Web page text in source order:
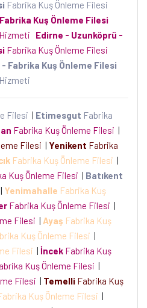
Fabrika Kuş Önleme Filesi
Kuş Önleme Filesi
Edirne - Uzunköprü -
Fabrika Kuş Önleme Filesi
Fabrika Kuş Önleme Filesi
Filesi | Etimesgut Fabrika
Fabrika Kuş Önleme Filesi |
Filesi | Yenikent Fabrika
Fabrika Kuş Önleme Filesi |
Kuş Önleme Filesi | Batıkent
| Yenimahalle Fabrika Kuş
Fabrika Kuş Önleme Filesi |
Filesi | Ayaş Fabrika Kuş
Kuş Önleme Filesi |
Filesi | İncek Fabrika Kuş
Kuş Önleme Filesi |
Filesi | Temelli Fabrika Kuş
Kuş Önleme Filesi |